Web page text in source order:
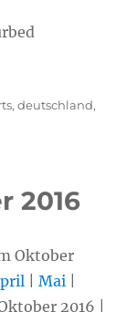
,deutschland,
2016
Oktober
|Mai
2016 |